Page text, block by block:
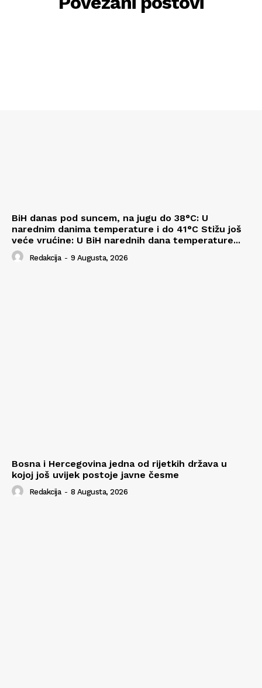
BiH danas pod suncem, na jugu do 38°C: U
narednim danima temperature i do 41°C Stižu još
veće vrućine: U BiH narednih dana temperature...
Redakcija - 9 Augusta, 2026
Bosna i Hercegovina jedna od rijetkih država u
kojoj još uvijek postoje javne česme
Redakcija - 8 Augusta, 2026